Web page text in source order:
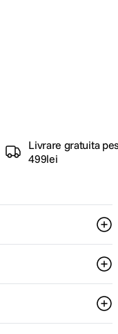
Livrare gratuita
499lei